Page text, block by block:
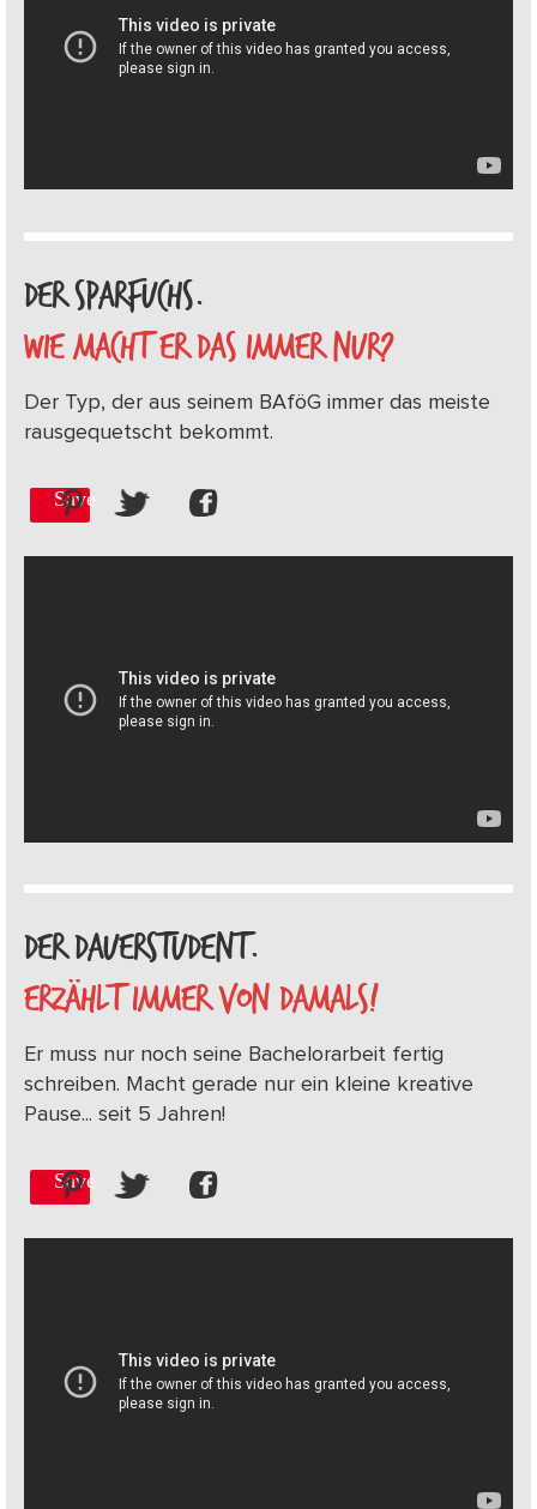
DER SPARFUCHS.
WIE MACHT ER DAS IMMER NUR?
Der Typ, der aus seinem BAföG immer das meiste
rausgequetscht bekommt.
Save
DER DAUERSTUDENT.
ERZÄHLT IMMER VON DAMALS!
Er muss nur noch seine Bachelorarbeit fertig
schreiben. Macht gerade nur ein kleine kreative
Pause... seit 5 Jahren!
Save